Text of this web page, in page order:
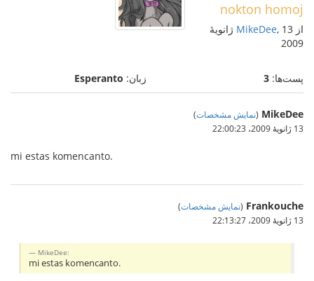
nokton homoj
از MikeDee , 13 ژانویهٔ
2009
پست‌ها: 3 زبان: Esperanto
MikeDee
(نمایش مشخصات)
13 ژانویهٔ 2009،‏ 22:00:23
mi estas komencanto.
Frankouche
(نمایش مشخصات)
13 ژانویهٔ 2009،‏ 22:13:27
MikeDee:
mi estas komencanto.